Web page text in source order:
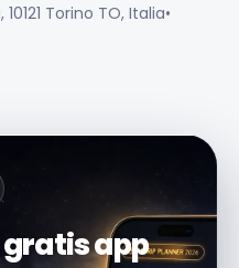
Torino TO, Italia•
app